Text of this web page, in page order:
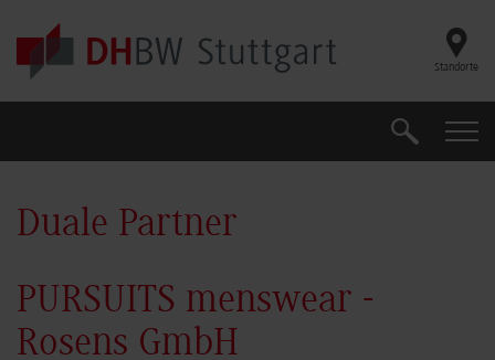
Skip to main content
Standorte
Suche
Duale Partner
PURSUITS menswear -
Rosens GmbH